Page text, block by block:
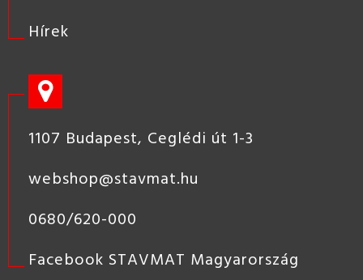
Hírek
1107 Budapest, Ceglédi út 1-3
webshop@stavmat.hu
0680/620-000
Facebook STAVMAT Magyarország